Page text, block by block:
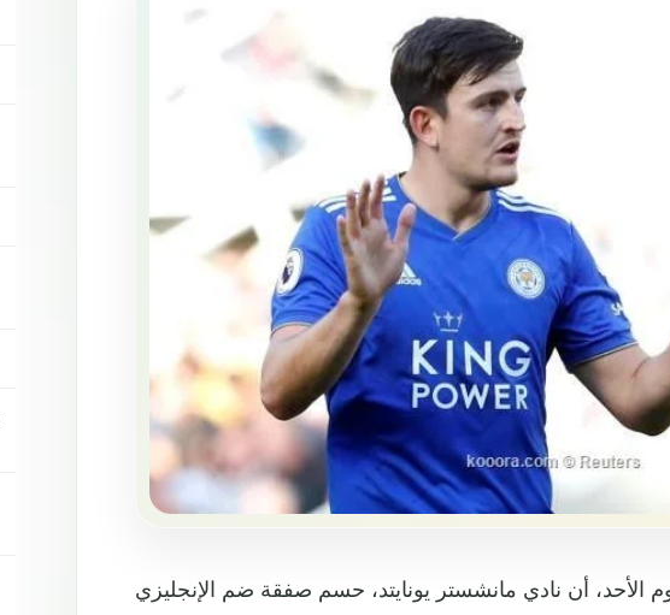
الأحد، أن نادي مانشستر يونايتد، حسم صفقة ضم الإنجليزي